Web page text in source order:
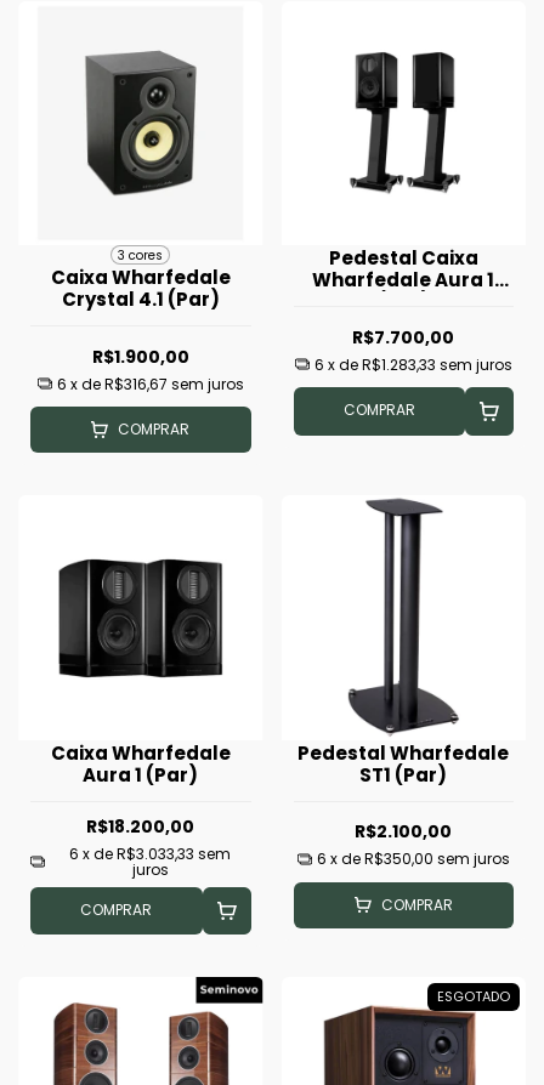
3 cores
Caixa Wharfedale
Crystal 4.1 (Par)
R$1.900,00
6 x deR$316,67 sem juros
COMPRAR
Pedestal Caixa
Wharfedale Aura 1
R$7.700,00
6 x deR$1.283,33 sem juros
COMPRAR
Caixa Wharfedale
Aura 1 (Par)
R$18.200,00
6 x deR$3.033,33 sem
juros
COMPRAR
Pedestal Wharfedale
ST1 (Par)
R$2.100,00
6 x deR$350,00 sem juros
COMPRAR
ESGOTADO